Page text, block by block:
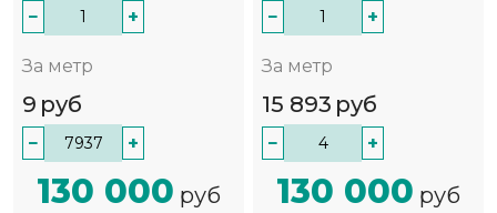
− +
За метр
9 руб
− +
130 000 руб
− +
За метр
15 893 руб
− +
130 000 руб